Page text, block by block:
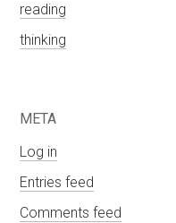
reading
thinking
META
Log in
Entries feed
Comments feed